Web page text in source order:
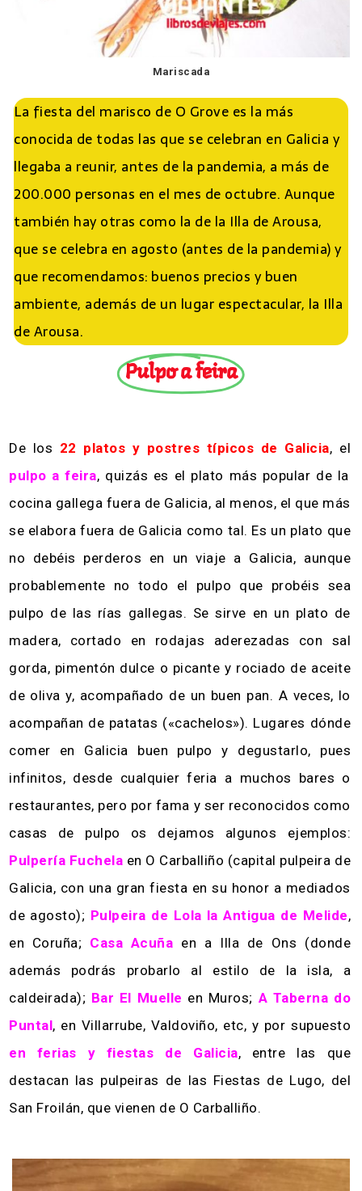
Mariscada
La fiesta del marisco de O Grove es la más
conocida de todas las que se celebran en Galicia y
llegaba a reunir, antes de la pandemia, a más de
200.000 personas en el mes de octubre. Aunque
también hay otras como la de la Illa de Arousa,
que se celebra en agosto (antes de la pandemia) y
que recomendamos: buenos precios y buen
ambiente, además de un lugar espectacular, la Illa
de Arousa.
Pulpo a feira
De los 22 platos y postres típicos de Galicia, el
pulpo a feira, quizás es el plato más popular de la
cocina gallega fuera de Galicia, al menos, el que más
se elabora fuera de Galicia como tal. Es un plato que
no debéis perderos en un viaje a Galicia, aunque
probablemente no todo el pulpo que probéis sea
pulpo de las rías gallegas. Se sirve en un plato de
madera, cortado en rodajas aderezadas con sal
gorda, pimentón dulce o picante y rociado de aceite
de oliva y, acompañado de un buen pan. A veces, lo
acompañan de patatas («cachelos»). Lugares dónde
comer en Galicia buen pulpo y degustarlo, pues
infinitos, desde cualquier feria a muchos bares o
restaurantes, pero por fama y ser reconocidos como
casas de pulpo os dejamos algunos ejemplos:
Pulpería Fuchela en O Carballiño (capital pulpeira de
Galicia, con una gran fiesta en su honor a mediados
de agosto); Pulpeira de Lola la Antigua de Melide,
en Coruña; Casa Acuña en a Illa de Ons (donde
además podrás probarlo al estilo de la isla, a
caldeirada); Bar El Muelle en Muros; A Taberna do
Puntal, en Villarrube, Valdoviño, etc, y por supuesto
en ferias y fiestas de Galicia, entre las que
destacan las pulpeiras de las Fiestas de Lugo, del
San Froilán, que vienen de O Carballiño.